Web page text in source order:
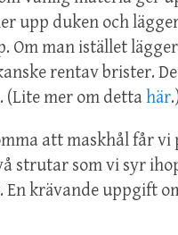
upp duken och
Om man istället
rentav brister.
mer om dettahär
att maskhål får vi
strutar som vi syr
En krävande uppgift